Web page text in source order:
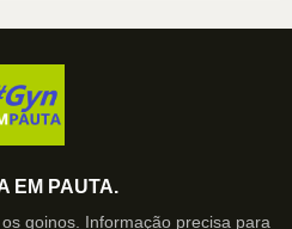
EM PAUTA.
goinos. Informação precisa para